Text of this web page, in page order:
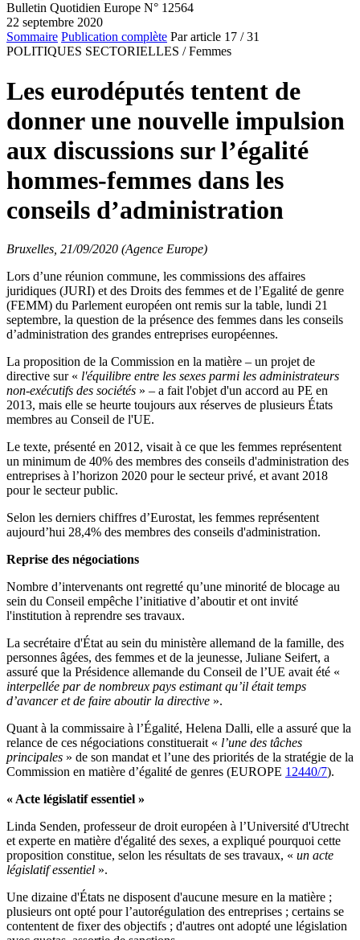
Bulletin Quotidien Europe N° 12564
22 septembre 2020
Sommaire Publication complète Par article 17 / 31
POLITIQUES SECTORIELLES / Femmes
Les eurodéputés tentent de
donner une nouvelle impulsion
aux discussions sur l’égalité
hommes-femmes dans les
conseils d’administration
Bruxelles, 21/09/2020 (Agence Europe)
Lors d’une réunion commune, les commissions des affaires
juridiques (JURI) et des Droits des femmes et de l’Egalité de genre
(FEMM) du Parlement européen ont remis sur la table, lundi 21
septembre, la question de la présence des femmes dans les conseils
d’administration des grandes entreprises européennes.
La proposition de la Commission en la matière – un projet de
directive sur « l'équilibre entre les sexes parmi les administrateurs
non-exécutifs des sociétés » – a fait l'objet d'un accord au PE en
2013, mais elle se heurte toujours aux réserves de plusieurs États
membres au Conseil de l'UE.
Le texte, présenté en 2012, visait à ce que les femmes représentent
un minimum de 40% des membres des conseils d'administration des
entreprises à l’horizon 2020 pour le secteur privé, et avant 2018
pour le secteur public.
Selon les derniers chiffres d’Eurostat, les femmes représentent
aujourd’hui 28,4% des membres des conseils d'administration.
Reprise des négociations
Nombre d’intervenants ont regretté qu’une minorité de blocage au
sein du Conseil empêche l’initiative d’aboutir et ont invité
l'institution à reprendre ses travaux.
La secrétaire d'État au sein du ministère allemand de la famille, des
personnes âgées, des femmes et de la jeunesse, Juliane Seifert, a
assuré que la Présidence allemande du Conseil de l’UE avait été «
interpellée par de nombreux pays estimant qu’il était temps
d’avancer et de faire aboutir la directive ».
Quant à la commissaire à l’Égalité, Helena Dalli, elle a assuré que la
relance de ces négociations constituerait « l’une des tâches
principales » de son mandat et l’une des priorités de la stratégie de la
Commission en matière d’égalité de genres (EUROPE 12440/7).
« Acte législatif essentiel »
Linda Senden, professeur de droit européen à l’Université d'Utrecht
et experte en matière d'égalité des sexes, a expliqué pourquoi cette
proposition constitue, selon les résultats de ses travaux, « un acte
législatif essentiel ».
Une dizaine d'États ne disposent d'aucune mesure en la matière ;
plusieurs ont opté pour l’autorégulation des entreprises ; certains se
contentent de fixer des objectifs ; d'autres ont adopté une législation